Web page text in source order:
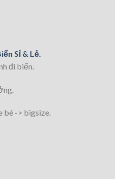
Sỉ & Lẻ.
đi biển.
bé -> bigsize.